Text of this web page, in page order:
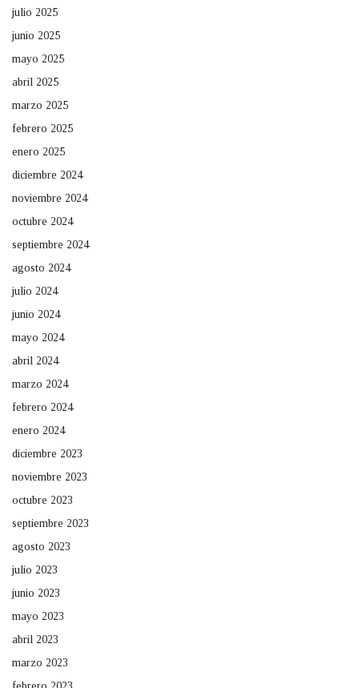
julio 2025
junio 2025
mayo 2025
abril 2025
marzo 2025
febrero 2025
enero 2025
diciembre 2024
noviembre 2024
octubre 2024
septiembre 2024
agosto 2024
julio 2024
junio 2024
mayo 2024
abril 2024
marzo 2024
febrero 2024
enero 2024
diciembre 2023
noviembre 2023
octubre 2023
septiembre 2023
agosto 2023
julio 2023
junio 2023
mayo 2023
abril 2023
marzo 2023